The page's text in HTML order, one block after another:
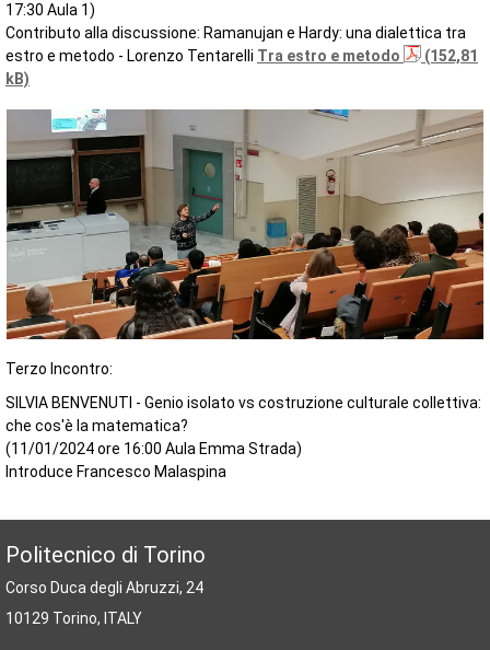
17:30 Aula 1)
Contributo alla discussione: Ramanujan e Hardy: una dialettica tra
estro e metodo - Lorenzo Tentarelli Tra estro e metodo
(152,81
kB)
Terzo Incontro:
SILVIA BENVENUTI - Genio isolato vs costruzione culturale collettiva:
che cos'è la matematica?
(11/01/2024 ore 16:00 Aula Emma Strada)
Introduce Francesco Malaspina
Politecnico di Torino
Corso Duca degli Abruzzi, 24
10129 Torino, ITALY